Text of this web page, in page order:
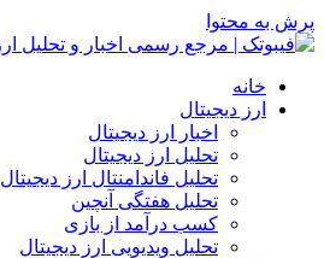
پرش به محتوا
خانه
ارز دیجیتال
اخبار ارز دیجیتال
تحلیل ارز دیجیتال
تحلیل فاندامنتال ارز دیجیتال
تحلیل هفتگی آنچین
کسب درآمد از بازی
تحلیل ویدیویی ارز دیجیتال